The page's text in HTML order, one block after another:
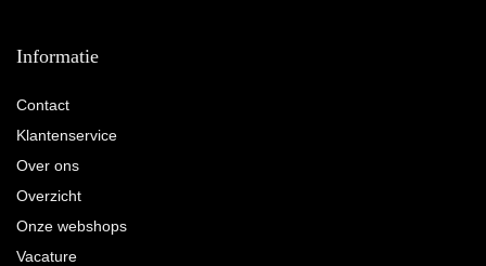
Informatie
Contact
Klantenservice
Over ons
Overzicht
Onze webshops
Vacature